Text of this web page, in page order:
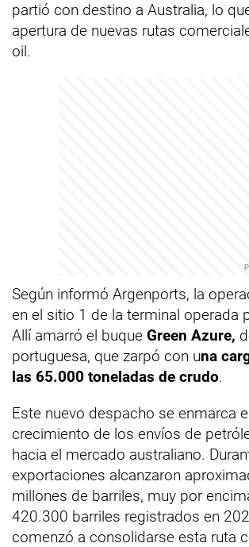
partió con destino a Australia, lo
apertura de nuevas rutas
oil.
Según informó Argenports, la
en el sitio 1 de la terminal operada
Allí amarró el buque Green Azure,
portuguesa, que zarpó con una
las 65.000 toneladas de crudo.
Este nuevo despacho se enmarca
crecimiento de los envíos de
hacia el mercado australiano.
exportaciones alcanzaron
millones de barriles, muy por
420.300 barriles registrados en
comenzó a consolidarse esta ruta